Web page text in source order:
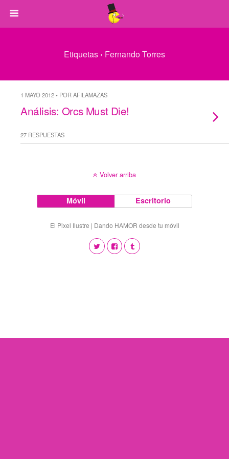
Etiquetas › Fernando Torres
1 MAYO 2012 • POR AFILAMAZAS
Análisis: Orcs Must Die!
27 RESPUESTAS
Volver arriba
Móvil Escritorio
El Pixel Ilustre | Dando HAMOR desde tu móvil